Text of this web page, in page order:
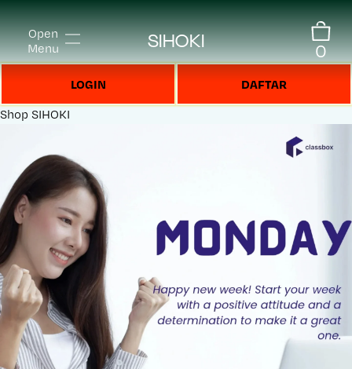
Open
Menu
SIHOKI 0
LOGIN DAFTAR
Shop SIHOKI